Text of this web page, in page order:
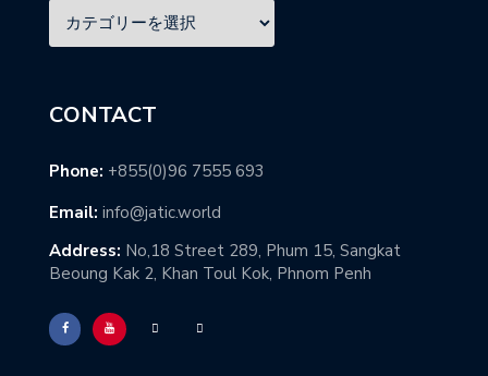
CONTACT
Phone: +855(0)96 7555 693
Email: info@jatic.world
Address: No,18 Street 289, Phum 15, Sangkat
Beoung Kak 2, Khan Toul Kok, Phnom Penh